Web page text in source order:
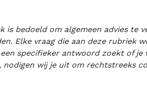
is bedoeld om algemeen advies te
Elke vraag die aan deze rubriek
een specifieker antwoord zoekt of
nodigen wij je uit om rechtstreeks